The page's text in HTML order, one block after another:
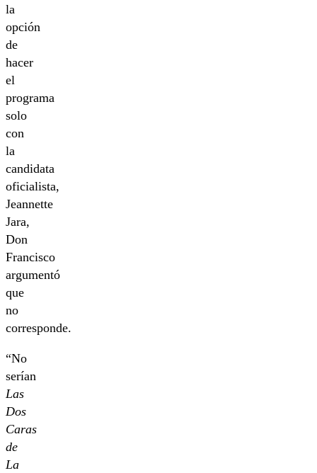
la
opción
de
hacer
el
programa
solo
con
la
candidata
oficialista,
Jeannette
Jara,
Don
Francisco
argumentó
que
no
corresponde.
“No
serían
Las
Dos
Caras
de
La